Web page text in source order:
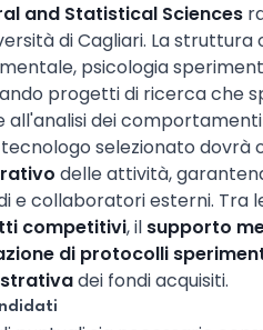
and Statistical Sciences
di Cagliari. La
psicologia
progetti di ricerca che
all'analisi dei comportamenti
selezionato dovrà
delle attività,
e collaboratori esterni. Tra
competitivi, il supporto
di protocolli
dei fondi acquisiti.